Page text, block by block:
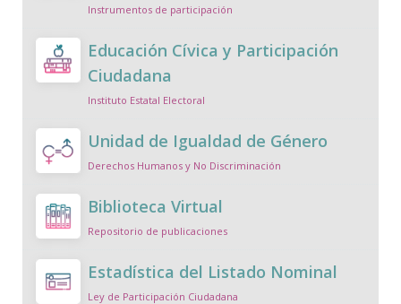
Instrumentos de participación
Educación Cívica y Participación
Ciudadana
Instituto Estatal Electoral
Unidad de Igualdad de Género
Derechos Humanos y No Discriminación
Biblioteca Virtual
Repositorio de publicaciones
Estadística del Listado Nominal
Ley de Participación Ciudadana